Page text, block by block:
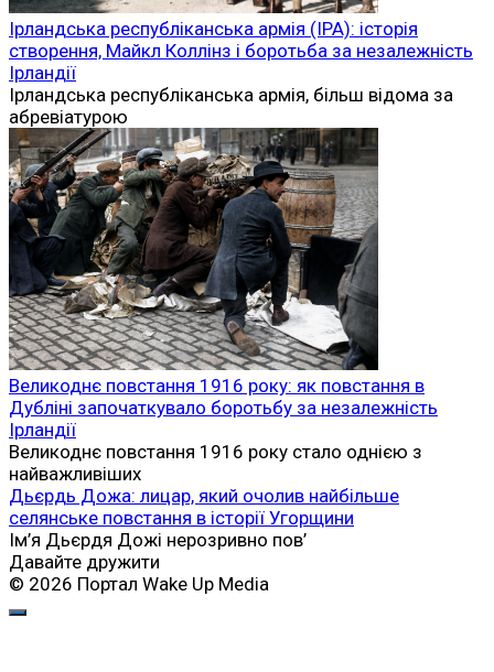
Ірландська республіканська армія (ІРА): історія
створення, Майкл Коллінз і боротьба за незалежність
Ірландії
Ірландська республіканська армія, більш відома за
абревіатурою
Великоднє повстання 1916 року: як повстання в
Дубліні започаткувало боротьбу за незалежність
Ірландії
Великоднє повстання 1916 року стало однією з
найважливіших
Дьєрдь Дожа: лицар, який очолив найбільше
селянське повстання в історії Угорщини
Ім’я Дьєрдя Дожі нерозривно пов’
Давайте дружити
© 2026 Портал Wake Up Media